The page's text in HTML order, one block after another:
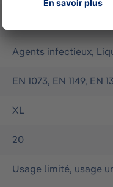
Alimentation en air,
Agents infectieux,
EN 1073, EN 1149, EN
XL
20
Usage limité, usage